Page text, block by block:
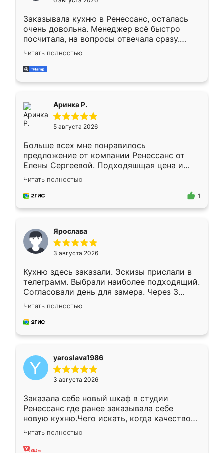
мебели буду заказывать только здесь.
Заказывала кухню в Ренессанс, осталась
очень довольна. Менеджер всё быстро
посчитала, на вопросы отвечала сразу.
Замерщик приехал в субботу, подошёл к
делу со всей ответственностью. Собрали
за день, ребята работали аккуратно, даже
Читать полностью
Аринка Р.
5 августа 2026
Больше всех мне понравилось
предложение от компании Ренессанс от
Елены Сергеевой. Подходяшщая цена и
короткие сроки изготовления. Приехавший
для замера сотрудник Владислав
предложил по моему эскизу самый
Читать полностью
1
Ярослава
3 августа 2026
Кухню здесь заказали. Эскизы прислали в
телеграмм. Выбрали наиболее подходящий.
Согласовали день для замера. Через 3
недели кухня была уже готова. Остались
довольны работой. Спасибо Ренессанс
мебель за качественную работу!
Читать полностью
yaroslava1986
3 августа 2026
Заказала себе новый шкаф в студии
Ренессанс где ранее заказывала себе
новую кухню.Чего искать, когда качеством
вполне довольна. Служит кухня уже почти
два года, нареканий нет.
Читать полностью